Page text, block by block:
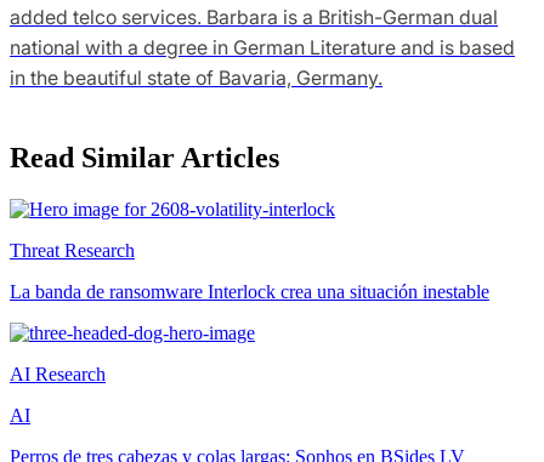
added telco services. Barbara is a British-German dual
national with a degree in German Literature and is based
in the beautiful state of Bavaria, Germany.
Read Similar Articles
Threat Research
La banda de ransomware Interlock crea una situación inestable
AI Research
AI
Perros de tres cabezas y colas largas: Sophos en BSides LV